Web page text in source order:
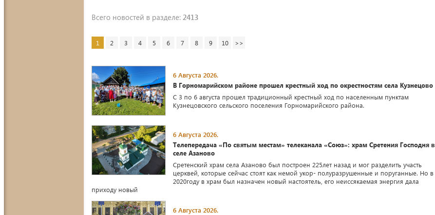
Всего новостей в разделе: 2413
1 2 3 4 5 6 7 8 9 10 >>
6 Августа 2026.
В Горномарийском районе прошел крестный ход по окрестностям села Кузнецово
С 3 по 6 августа прошел традиционный крестный ход по населенным пунктам
Кузнецовского сельского поселения Горномарийского района.
6 Августа 2026.
Телепередача «По святым местам» телеканала «Союз»: храм Сретения Господня в
селе Азаново
Сретенский храм села Азаново был построен 225лет назад и мог разделить участь
церквей, которые сейчас стоят как немой укор- полуразрушенные и поруганные. Но в
2020году в храм был назначен новый настоятель, его неиссякаемая энергия дала
приходу новый
6 Августа 2026.